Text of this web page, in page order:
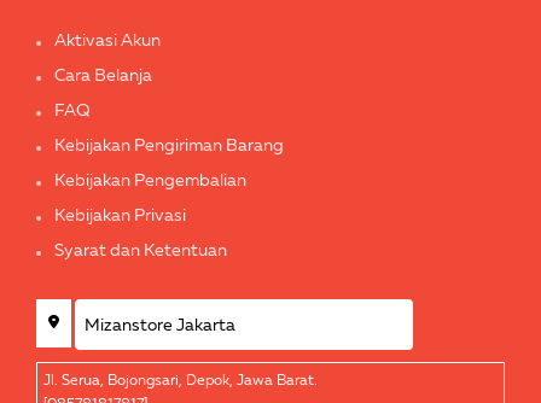
Aktivasi Akun
Cara Belanja
FAQ
Kebijakan Pengiriman Barang
Kebijakan Pengembalian
Kebijakan Privasi
Syarat dan Ketentuan
Jl. Serua, Bojongsari, Depok, Jawa Barat.